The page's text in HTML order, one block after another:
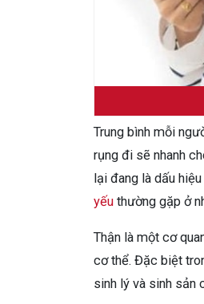
Trung bình mỗi
rụng đi sẽ nhanh
lại đang là dấu
yếu thường gặp ở
Thận là một cơ
cơ thể. Đặc biệt
sinh lý và sinh sản